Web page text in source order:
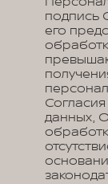
подпись
его
данных,